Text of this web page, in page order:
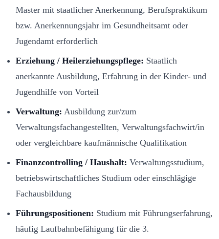
Master mit staatlicher Anerkennung, Berufspraktikum
bzw. Anerkennungsjahr im Gesundheitsamt oder
Jugendamt erforderlich
Erziehung / Heilerziehungspflege: Staatlich
anerkannte Ausbildung, Erfahrung in der Kinder- und
Jugendhilfe von Vorteil
Verwaltung: Ausbildung zur/zum
Verwaltungsfachangestellten, Verwaltungsfachwirt/in
oder vergleichbare kaufmännische Qualifikation
Finanzcontrolling / Haushalt: Verwaltungsstudium,
betriebswirtschaftliches Studium oder einschlägige
Fachausbildung
Führungspositionen: Studium mit Führungserfahrung,
häufig Laufbahnbefähigung für die 3.